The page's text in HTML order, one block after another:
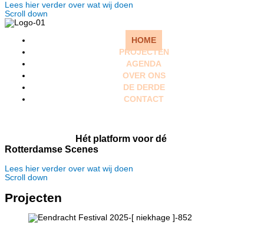
Lees hier verder over wat wij doen
Scroll down
HOME
PROJECTEN
AGENDA
OVER ONS
DE DERDE
CONTACT
Hét platform voor dé
Rotterdamse Scenes
Lees hier verder over wat wij doen
Scroll down
Projecten